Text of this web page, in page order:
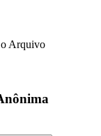
Arquivo